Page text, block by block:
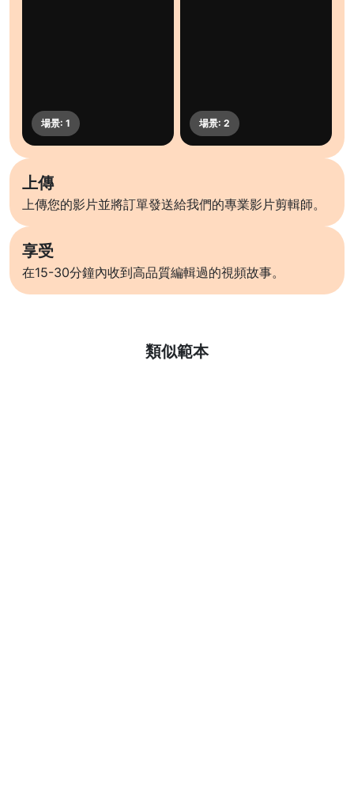
上傳
上傳您的影片並將訂單發送給我們的專業影片剪輯師。
享受
在15-30分鐘內收到高品質編輯過的視頻故事。
類似範本
了解更多